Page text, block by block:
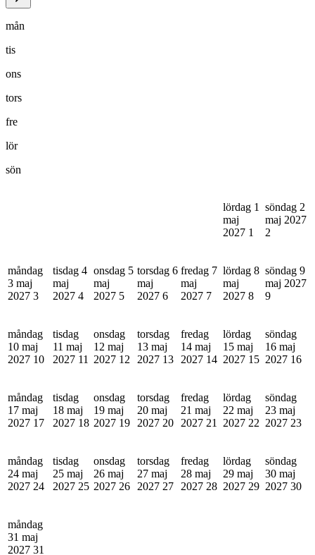
mån
tis
ons
tors
fre
lör
sön
lördag 1
maj
2027 1
söndag 2
maj 2027
2
måndag
3 maj
2027 3
tisdag 4
maj
2027 4
onsdag 5
maj
2027 5
torsdag 6
maj
2027 6
fredag 7
maj
2027 7
lördag 8
maj
2027 8
söndag 9
maj 2027
9
måndag
10 maj
2027 10
tisdag
11 maj
2027 11
onsdag
12 maj
2027 12
torsdag
13 maj
2027 13
fredag
14 maj
2027 14
lördag
15 maj
2027 15
söndag
16 maj
2027 16
måndag
17 maj
2027 17
tisdag
18 maj
2027 18
onsdag
19 maj
2027 19
torsdag
20 maj
2027 20
fredag
21 maj
2027 21
lördag
22 maj
2027 22
söndag
23 maj
2027 23
måndag
24 maj
2027 24
tisdag
25 maj
2027 25
onsdag
26 maj
2027 26
torsdag
27 maj
2027 27
fredag
28 maj
2027 28
lördag
29 maj
2027 29
söndag
30 maj
2027 30
måndag
31 maj
2027 31